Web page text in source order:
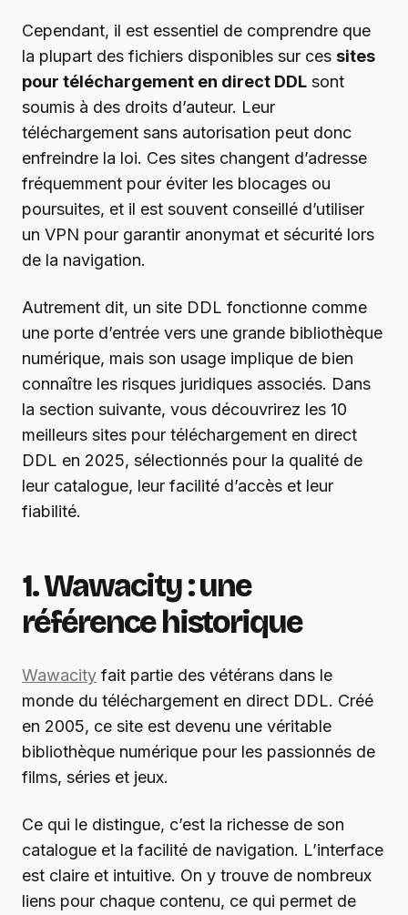
Cependant, il est essentiel de comprendre que
la plupart des fichiers disponibles sur ces sites
pour téléchargement en direct DDL sont
soumis à des droits d’auteur. Leur
téléchargement sans autorisation peut donc
enfreindre la loi. Ces sites changent d’adresse
fréquemment pour éviter les blocages ou
poursuites, et il est souvent conseillé d’utiliser
un VPN pour garantir anonymat et sécurité lors
de la navigation.
Autrement dit, un site DDL fonctionne comme
une porte d’entrée vers une grande bibliothèque
numérique, mais son usage implique de bien
connaître les risques juridiques associés. Dans
la section suivante, vous découvrirez les 10
meilleurs sites pour téléchargement en direct
DDL en 2025, sélectionnés pour la qualité de
leur catalogue, leur facilité d’accès et leur
fiabilité.
1. Wawacity : une
référence historique
Wawacity fait partie des vétérans dans le
monde du téléchargement en direct DDL. Créé
en 2005, ce site est devenu une véritable
bibliothèque numérique pour les passionnés de
films, séries et jeux.
Ce qui le distingue, c’est la richesse de son
catalogue et la facilité de navigation. L’interface
est claire et intuitive. On y trouve de nombreux
liens pour chaque contenu, ce qui permet de